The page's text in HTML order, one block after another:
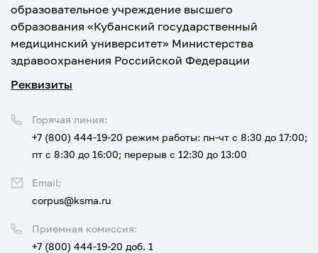
образовательное учреждение высшего
образования «Кубанский государственный
медицинский университет» Министерства
здравоохранения Российской Федерации
Реквизиты
Приемная комиссия:
+7 (800) 444-19-20 доб. 1
Горячая линия:
+7 (800) 444-19-20 режим работы: пн-чт с 8:30 до 17:00;
пт с 8:30 до 16:00; перерыв с 12:30 до 13:00
Email:
corpus@ksma.ru